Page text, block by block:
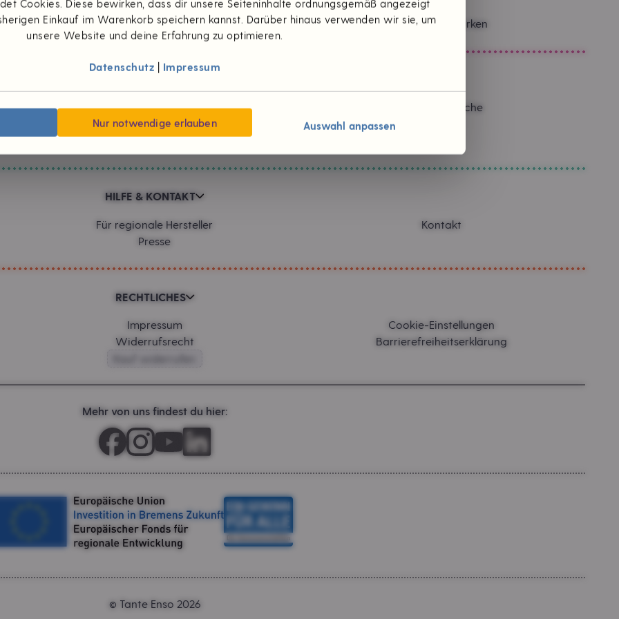
Cookies. Diese bewirken, dass dir unsere Seiteninhalte ordnungsgemäß angezeigt
Einkauf im Warenkorb speichern kannst. Darüber hinaus verwenden wir sie, um
unsere Website und deine Erfahrung zu optimieren.
Datenschutz Impressum
Nur notwendige erlauben Auswahl anpassen
Zahlungsarten Themen & Marken
Wünsch dir was
#foodpioniere
Neuigkeiten
Verantwortliche
HILFE & KONTAKT
Für regionale Hersteller
Presse
Kontakt
RECHTLICHES
Impressum
Widerrufsrecht
Cookie-Einstellungen
Barrierefreiheitserklärung
Mehr von uns findest du hier:
© Tante Enso 2026